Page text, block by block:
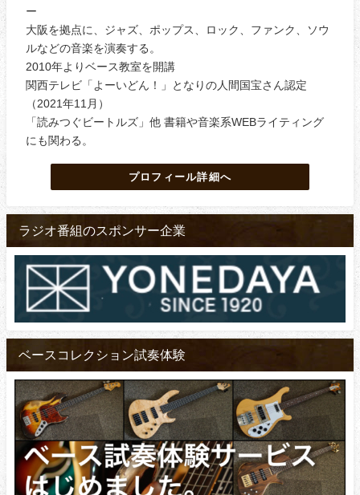
ー
大阪を拠点に、ジャズ、ポップス、ロック、ファンク、ソウ
ルなどの音楽を演奏する。
2010年よりベース教室を開講
関西テレビ「よーいどん！」となりの人間国宝さん認定
（2021年11月）
「読みつぐビートルズ」他 書籍や音楽系WEBライティング
にも関わる。
プロフィール詳細へ
ラジオ番組のスポンサー企業
ベースコレクション試奏体験